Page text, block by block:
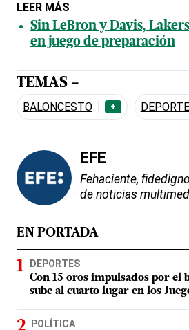
LEER MÁS
Sin LeBron y Davis,
en juego de preparación
TEMAS -
BALONCESTO +
EFE
Fehaciente,
de noticias
EN PORTADA
DEPORTES
Con 15 oros impulsados por el
sube al cuarto lugar en los
POLÍTICA